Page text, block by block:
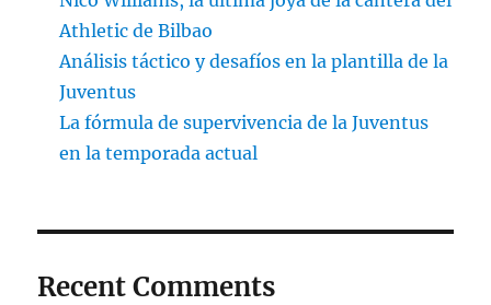
Athletic de Bilbao
Análisis táctico y desafíos en la plantilla de la
Juventus
La fórmula de supervivencia de la Juventus
en la temporada actual
Recent Comments